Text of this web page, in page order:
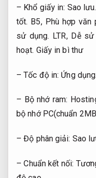
– Khổ giấy in: Sao lưu.
tốt. B5, Phù hợp văn
sử dụng. LTR, Dễ sử
hoạt. Giấy in bì thư
– Tốc độ in: Ứng dụng.
– Bộ nhớ ram:
bộ nhớ PC(chuẩn
– Độ phân giải: Sao
– Chuẩn kết nối: